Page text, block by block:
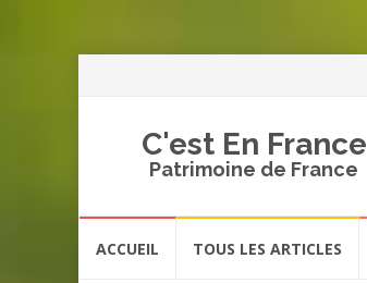
C'est En France
Patrimoine de France
ACCUEIL TOUS LES ARTICLES